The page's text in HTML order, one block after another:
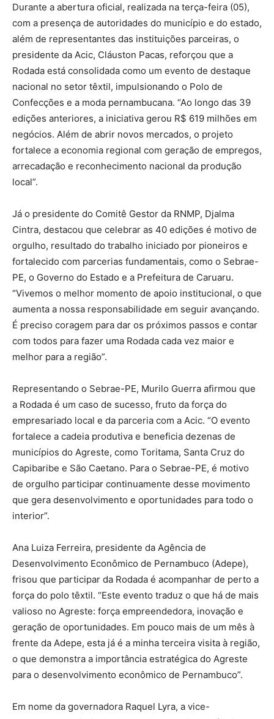
Durante a abertura oficial, realizada na terça-feira (05),
com a presença de autoridades do município e do estado,
além de representantes das instituições parceiras, o
presidente da Acic, Cláuston Pacas, reforçou que a
Rodada está consolidada como um evento de destaque
nacional no setor têxtil, impulsionando o Polo de
Confecções e a moda pernambucana. “Ao longo das 39
edições anteriores, a iniciativa gerou R$ 619 milhões em
negócios. Além de abrir novos mercados, o projeto
fortalece a economia regional com geração de empregos,
arrecadação e reconhecimento nacional da produção
local”.
Já o presidente do Comitê Gestor da RNMP, Djalma
Cintra, destacou que celebrar as 40 edições é motivo de
orgulho, resultado do trabalho iniciado por pioneiros e
fortalecido com parcerias fundamentais, como o Sebrae-
PE, o Governo do Estado e a Prefeitura de Caruaru.
“Vivemos o melhor momento de apoio institucional, o que
aumenta a nossa responsabilidade em seguir avançando.
É preciso coragem para dar os próximos passos e contar
com todos para fazer uma Rodada cada vez maior e
melhor para a região”.
Representando o Sebrae-PE, Murilo Guerra afirmou que
a Rodada é um caso de sucesso, fruto da força do
empresariado local e da parceria com a Acic. “O evento
fortalece a cadeia produtiva e beneficia dezenas de
municípios do Agreste, como Toritama, Santa Cruz do
Capibaribe e São Caetano. Para o Sebrae-PE, é motivo
de orgulho participar continuamente desse movimento
que gera desenvolvimento e oportunidades para todo o
interior”.
Ana Luiza Ferreira, presidente da Agência de
Desenvolvimento Econômico de Pernambuco (Adepe),
frisou que participar da Rodada é acompanhar de perto a
força do polo têxtil. “Este evento traduz o que há de mais
valioso no Agreste: força empreendedora, inovação e
geração de oportunidades. Em pouco mais de um mês à
frente da Adepe, esta já é a minha terceira visita à região,
o que demonstra a importância estratégica do Agreste
para o desenvolvimento econômico de Pernambuco”.
Em nome da governadora Raquel Lyra, a vice-